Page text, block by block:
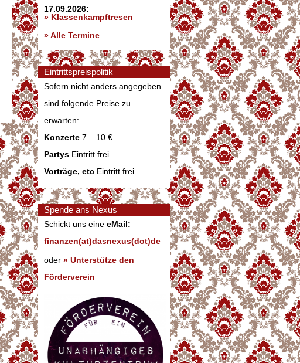
17.09.2026:
» Klassenkampftresen
» Alle Termine
Eintrittspreispolitik
Sofern nicht anders angegeben
sind folgende Preise zu
erwarten:
Konzerte 7 – 10 €
Partys Eintritt frei
Vorträge, etc Eintritt frei
Spende ans Nexus
Schickt uns eine eMail:
finanzen(at)dasnexus(dot)de
oder » Unterstütze den
Förderverein